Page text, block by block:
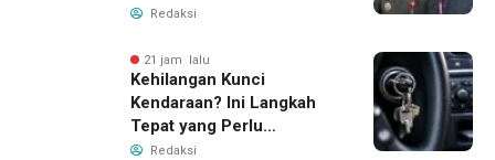
PPAS 2026
Redaksi
21 jam lalu
Kehilangan Kunci
Kendaraan? Ini Langkah
Tepat yang Perlu
Dilakukan
Redaksi